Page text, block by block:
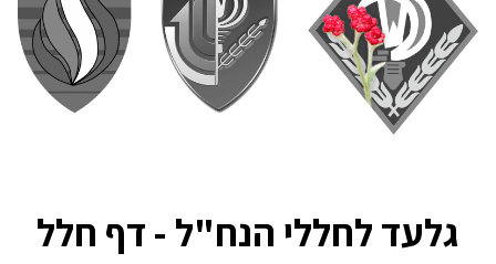
גלעד לחללי הנח"ל - דף חלל